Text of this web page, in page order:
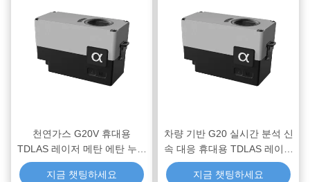
천연가스 G20V 휴대용
TDLAS 레이저 메탄 에탄 누출
감지기
지금 챗팅하세요
차량 기반 G20 실시간 분석 신
속 대응 휴대용 TDLAS 레이저
천연가스 메탄 에탄 누출 감지
기
지금 챗팅하세요